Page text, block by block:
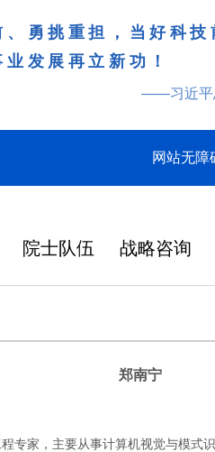
勇挑重担，当好科
发展再立新功！
——习近平
网站无障
院士队伍 战略咨询
郑南宁
家，主要从事计算机视觉与模式识